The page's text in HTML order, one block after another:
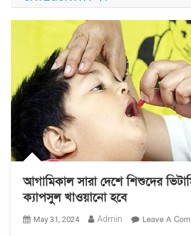
আগামিকাল সারা দেশে শিশুদের
ক্যাপসুল খাওয়ানো হবে
May 31, 2024 Admin Leave A